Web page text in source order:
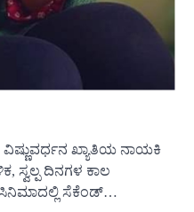
ಖ್ಯಾತಿಯ ನಾಯಕಿ
ಸ್ವಲ್ಪ ದಿನಗಳ ಕಾಲ
ಸೆಕೆಂಡ್…